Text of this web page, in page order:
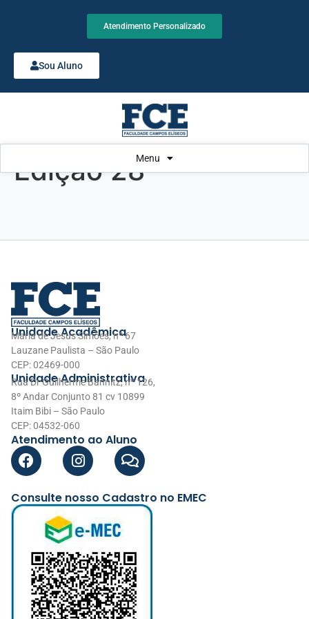
Atendimento Personalizado
Sou Aluno
Menu
Edição 28
Unidade Acadêmica
Maria de Jesus Simões, nº 67
Lauzane Paulista – São Paulo
CEP: 02469-000
Unidade Administrativa
Rua Dr Guilherme Bannitz, nº 126,
8º Andar Conjunto 81 cv 10899
Itaim Bibi – São Paulo
CEP: 04532-060
Atendimento ao Aluno
Consulte nosso Cadastro no EMEC